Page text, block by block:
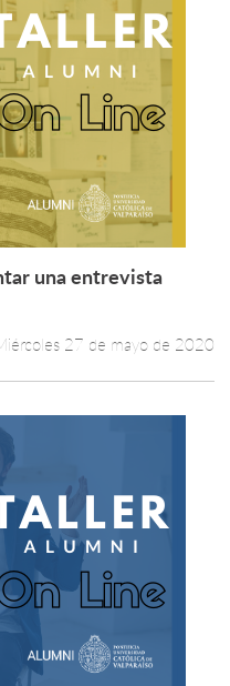
Leer más +
una entrevista
27 de mayo de 2020